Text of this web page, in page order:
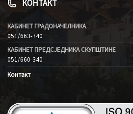
КОНТАКТ
КАБИНЕТ ГРАДОНАЧЕЛНИКА
051/663-740
КАБИНЕТ ПРЕДСЈЕДНИКА СКУПШТИНЕ
051/660-340
Контакт